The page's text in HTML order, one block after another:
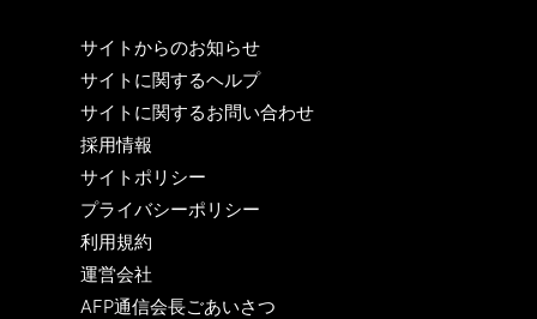
サイトからのお知らせ
サイトに関するヘルプ
サイトに関するお問い合わせ
採用情報
サイトポリシー
プライバシーポリシー
利用規約
運営会社
AFP通信会長ごあいさつ